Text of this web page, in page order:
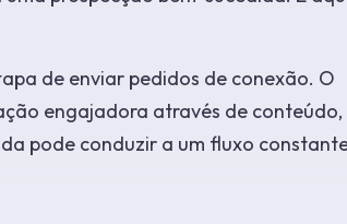
de enviar pedidos de conexão. O
engajadora através de conteúdo,
pode conduzir a um fluxo